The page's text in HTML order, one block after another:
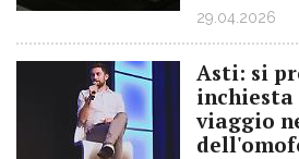
29.04.2026
Asti: si
inchiesta
viaggio